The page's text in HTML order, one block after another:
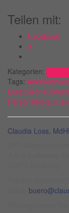
Teilen mit:
Facebook
X
Kategorien:
Tags: Anerkennung
LossCorona
Personal
Claudia Loss,